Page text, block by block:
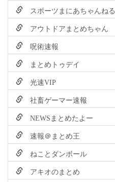
スポーツまにあちゃんねる
アウトドアまとめちゃん
呪術速報
まとめトゥデイ
光速VIP
社畜ゲーマー速報
NEWSまとめたよー
速報＠まとめ王
ねことダンボール
アキオのまとめ